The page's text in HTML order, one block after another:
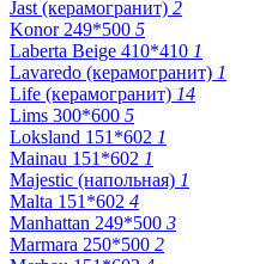
Jast (керамогранит) 2
Konor 249*500 5
Laberta Beige 410*410 1
Lavaredo (керамогранит) 1
Life (керамогранит) 14
Lims 300*600 5
Loksland 151*602 1
Mainau 151*602 1
Majestic (напольная) 1
Malta 151*602 4
Manhattan 249*500 3
Marmara 250*500 2